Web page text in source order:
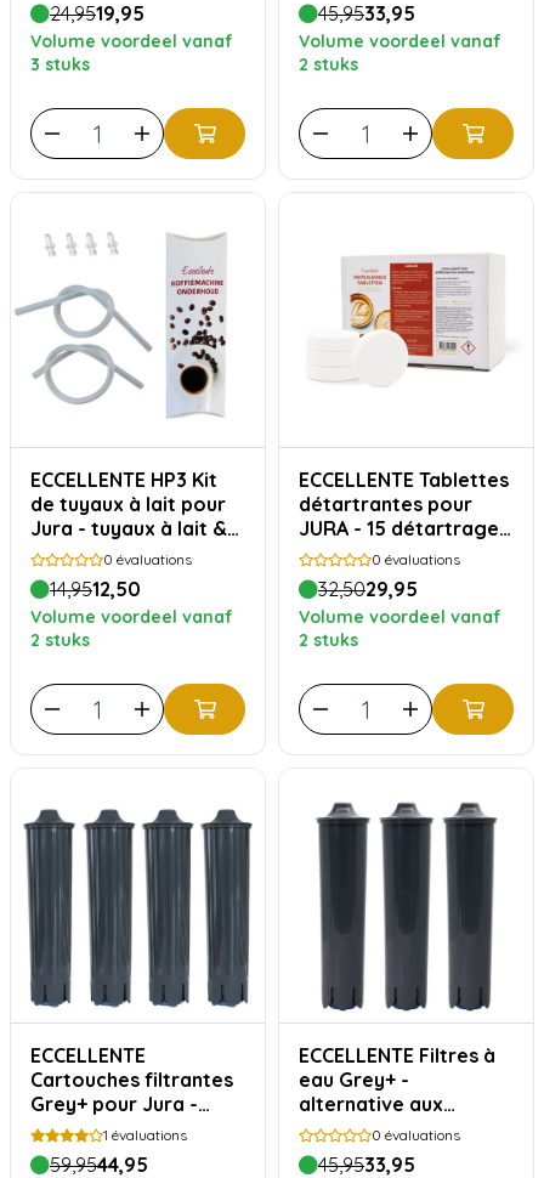
24,9519,95
Volume voordeel vanaf
3 stuks
45,9533,95
Volume voordeel vanaf
2 stuks
ECCELLENTE HP3 Kit
de tuyaux à lait pour
Jura - tuyaux à lait &
raccords
0 évaluations
14,9512,50
Volume voordeel vanaf
2 stuks
ECCELLENTE Tablettes
détartrantes pour
JURA - 15 détartrages
économiques
0 évaluations
32,5029,95
Volume voordeel vanaf
2 stuks
ECCELLENTE
Cartouches filtrantes
Grey+ pour Jura -
Pack de 4
1 évaluations
59,9544,95
ECCELLENTE Filtres à
eau Grey+ -
alternative aux
cartouches filtrantes
Jura Smart - 3 pièces
0 évaluations
45,9533,95